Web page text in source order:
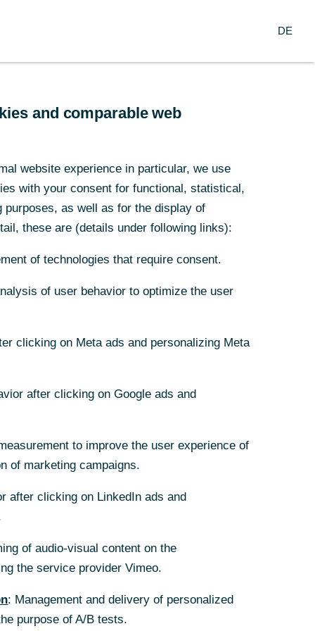
ist eine Reihe von
und mit unseren
ein. Dies bedeutet, offen für
Verhalten
führen. Auch die
Compliance- oder
Keeper Monitoring
Nennung des Namens
möglicher Rückfragen.
zu machen. Ein
andere
DE
and comparable web
website experience in particular, we use
with your consent for functional, statistical,
purposes, as well as for the display of
these are (details under following links):
of technologies that require consent.
of user behavior to optimize the user
clicking on Meta ads and personalizing Meta
after clicking on Google ads and
to improve the user experience of
of marketing campaigns.
after clicking on LinkedIn ads and
of audio-visual content on the
the service provider Vimeo.
: Management and delivery of personalized
purpose of A/B tests.
DE
and comparable web
website experience in particular, we use
with your consent for functional, statistical,
purposes, as well as for the display of
these are (details under following links):
of technologies that require consent.
of user behavior to optimize the user
clicking on Meta ads and personalizing Meta
after clicking on Google ads and
to improve the user experience of
of marketing campaigns.
after clicking on LinkedIn ads and
of audio-visual content on the
the service provider Vimeo.
: Management and delivery of personalized
purpose of A/B tests.